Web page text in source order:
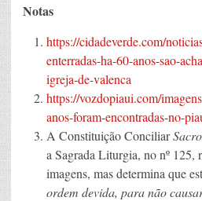
Notas
https://cidadeverde.com/
enterradas-ha-60-anos-sao-
igreja-de-valenca
https://vozdopiaui.com/
anos-foram-encontradas-no-
A Constituição Conciliar
a Sagrada Liturgia, no nº 125,
imagens, mas determina que
ordem devida, para não